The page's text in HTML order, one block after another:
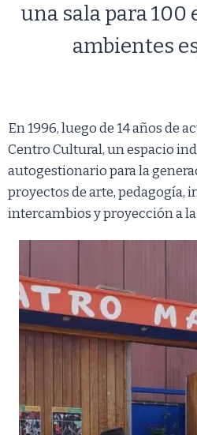
una sala para 100
ambientes
En 1996, luego de 14 años de
Centro Cultural, un espacio
autogestionario para la
proyectos de arte, pedagogía,
intercambios y proyección a